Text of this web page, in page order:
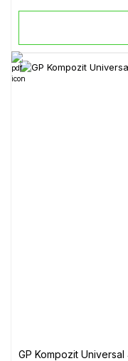
GP Kompozit Universal